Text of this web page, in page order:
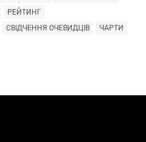
РЕЙТИНГ
СВІДЧЕННЯ ОЧЕВИДЦІВ
ЧАРТИ